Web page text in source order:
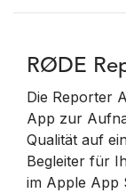
RØDE
Die Reporter
App zur
Qualität auf
Begleiter für
im Apple App